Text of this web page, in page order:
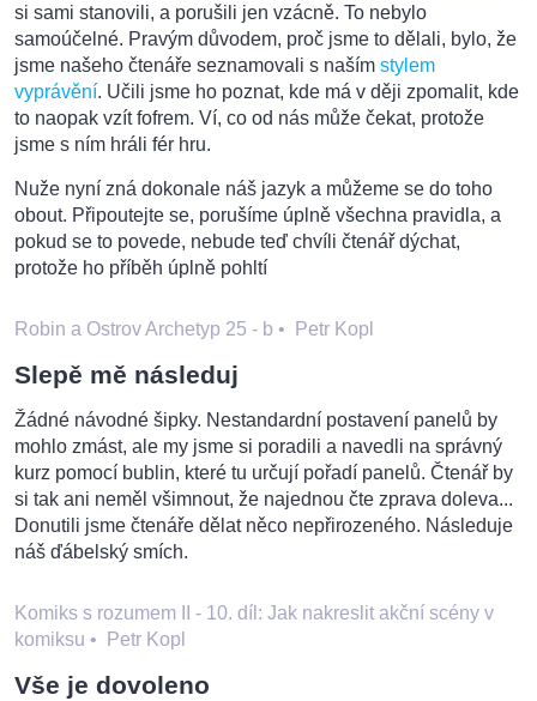
si sami stanovili, a porušili jen vzácně. To nebylo
samoúčelné. Pravým důvodem, proč jsme to dělali, bylo, že
jsme našeho čtenáře seznamovali s naším stylem
vyprávění. Učili jsme ho poznat, kde má v ději zpomalit, kde
to naopak vzít fofrem. Ví, co od nás může čekat, protože
jsme s ním hráli fér hru.
Nuže nyní zná dokonale náš jazyk a můžeme se do toho
obout. Připoutejte se, porušíme úplně všechna pravidla, a
pokud se to povede, nebude teď chvíli čtenář dýchat,
protože ho příběh úplně pohltí
Robin a Ostrov Archetyp 25 - b • Petr Kopl
Slepě mě následuj
Žádné návodné šipky. Nestandardní postavení panelů by
mohlo zmást, ale my jsme si poradili a navedli na správný
kurz pomocí bublin, které tu určují pořadí panelů. Čtenář by
si tak ani neměl všimnout, že najednou čte zprava doleva...
Donutili jsme čtenáře dělat něco nepřirozeného. Následuje
náš ďábelský smích.
Komiks s rozumem II - 10. díl: Jak nakreslit akční scény v
komiksu • Petr Kopl
Vše je dovoleno